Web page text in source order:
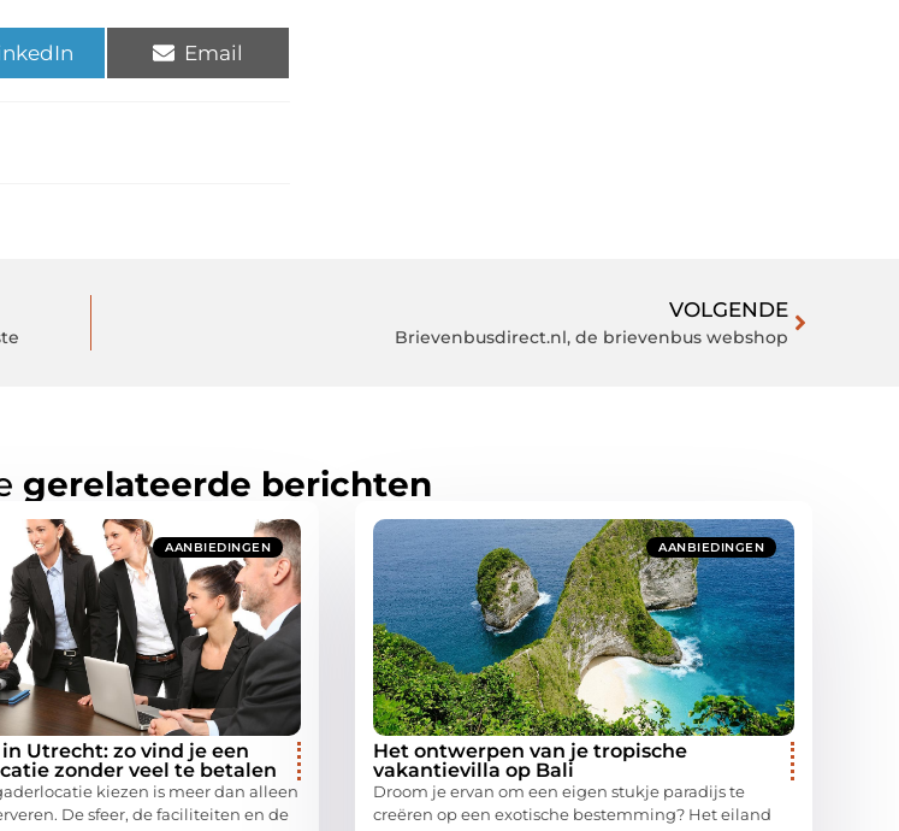
Email
VOLGENDE
Brievenbusdirect.nl, de brievenbus webshop
gerelateerde berichten
AANBIEDINGEN
Utrecht: zo vind je een
zonder veel te betalen
kiezen is meer dan alleen
De sfeer, de faciliteiten en de
AANBIEDINGEN
Het ontwerpen van je tropische
vakantievilla op Bali
Droom je ervan om een eigen stukje paradijs te
creëren op een exotische bestemming? Het eiland